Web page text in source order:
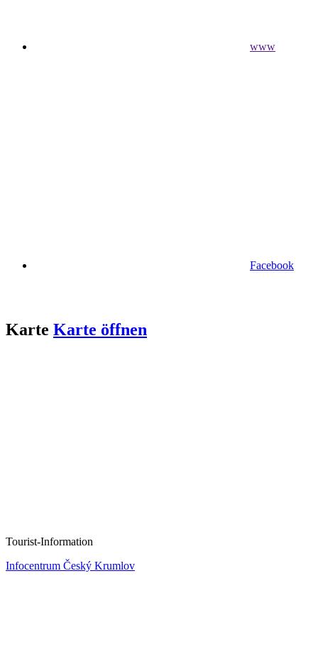
www
Facebook
Karte Karte öffnen
Tourist-Information
Infocentrum Český Krumlov